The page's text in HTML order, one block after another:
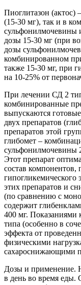
Пиоглитазон (актос)
(15-30 мг), так и в
сульфонилмочевины
дозы 15-30 мг (при
дозы
комбинированном
также 15-30 мг, при
на 10-25% от
При лечении СД 2
комбинированные
выпускаются
двух препаратов
препаратов этой
глибомет –
сульфонилмочевины
Этот препарат
состав компонентов,
гипогликемического
этих препаратов и
(по сравнению с
содержит
400 мг. Показаниями
типа (особенно в
эффекта от
физическими
сахароснижающими
Дозы и применение.
в день во время еды.